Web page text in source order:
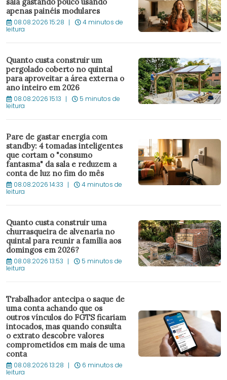
apenas painéis modulares
08.08.2026 15:28 4 minutos de
leitura
Quanto custa construir um
pergolado coberto no quintal
para aproveitar a área externa o
ano inteiro em 2026
08.08.2026 15:13 5 minutos de
leitura
Pare de gastar energia com
standby: 4 tomadas inteligentes
que cortam o "consumo
fantasma" da sala e reduzem a
conta de luz no fim do mês
08.08.2026 14:33 4 minutos de
leitura
Quanto custa construir uma
churrasqueira de alvenaria no
quintal para reunir a família aos
domingos em 2026?
08.08.2026 13:53 5 minutos de
leitura
Trabalhador antecipa o saque de
uma conta achando que os
outros vínculos do FGTS ficariam
intocados, mas quando consulta
o extrato descobre valores
comprometidos em mais de uma
conta
08.08.2026 13:28 6 minutos de
leitura